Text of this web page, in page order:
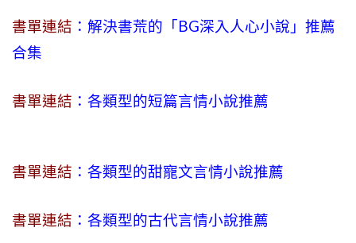
書單連結 ：解決書荒的「BG深入人心小說」推薦
合集
書單連結 ：各類型的短篇言情小說推薦
書單連結 ：各類型的甜寵文言情小說推薦
書單連結 ：各類型的古代言情小說推薦